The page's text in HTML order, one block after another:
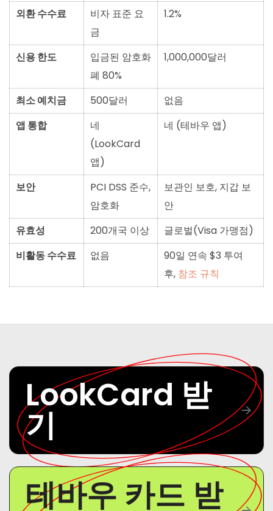
외환 수수료
비자 표준 요
금
1.2%
신용 한도
입금된 암호화
폐 80%
1,000,000달러
최소 예치금 500달러
없음
앱 통합
네
(LookCard
앱)
네 (테바우 앱)
보안
PCI DSS 준수,
암호화
보관인 보호, 지갑 보
안
유효성
200개국 이상
글로벌(Visa 가맹점)
비활동 수수료
없음
90일 연속 $3 투여
후, 참조 규칙
LookCard 받
기
테바우 카드 받